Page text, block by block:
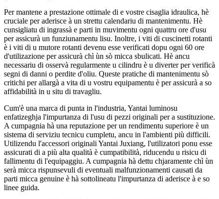
Per mantene a prestazione ottimale di e vostre cisaglia idraulica, hè
cruciale per aderisce à un strettu calendariu di mantenimentu. Hè
cunsigliatu di ingrassà e parti in muvimentu ogni quattru ore d'usu
per assicurà un funziunamentu lisu. Inoltre, i viti di cuscinetti rotanti
è i viti di u mutore rotanti devenu esse verificati dopu ogni 60 ore
d'utilizazione per assicurà chì ùn sò micca sbulicati. Hè ancu
necessariu di osservà regularmente u cilindru è u diverter per verificà
segni di danni o perdite d'oliu. Queste pratiche di mantenimentu sò
critichi per allargà a vita di u vostru equipamentu è per assicurà a so
affidabilità in u situ di travagliu.
Cum'è una marca di punta in l'industria, Yantai luminosu
enfatizeghja l'impurtanza di l'usu di pezzi originali per a sustituzione.
A cumpagnia hà una reputazione per un rendimentu superiore è un
sistema di serviziu tecnicu cumpletu, ancu in l'ambienti più difficili.
Utilizendu l'accessori originali Yantai Juxiang, l'utilizatori ponu esse
assicurati di a più alta qualità è cumpatibilità, riducendu u risicu di
fallimentu di l'equipaggiu. A cumpagnia hà dettu chjaramente chì ùn
serà micca rispunsevuli di eventuali malfunzionamenti causati da
parti micca genuine è hà sottolineatu l'impurtanza di aderisce à e so
linee guida.